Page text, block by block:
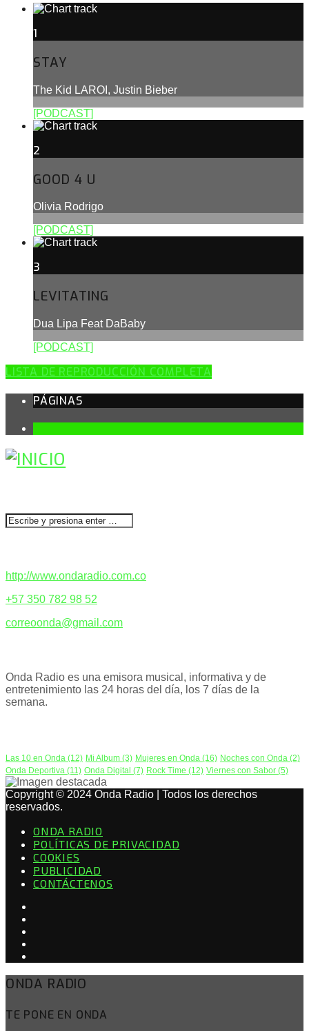
1
STAY
The Kid LAROI, Justin Bieber
[PODCAST]
2
GOOD 4 U
Olivia Rodrigo
[PODCAST]
3
LEVITATING
Dua Lipa Feat DaBaby
[PODCAST]
LISTA DE REPRODUCCIÓN COMPLETA
PÁGINAS
http://www.ondaradio.com.co
+57 350 782 98 52
correoonda@gmail.com
Onda Radio es una emisora musical, informativa y de
entretenimiento las 24 horas del día, los 7 días de la
semana.
Las 10 en Onda (12) Mi Album (3) Mujeres en Onda (16) Noches con Onda (2)
Onda Deportiva (11) Onda Digital (7) Rock Time (12) Viernes con Sabor (5)
Copyright © 2024 Onda Radio | Todos los derechos
reservados.
ONDA RADIO
POLÍTICAS DE PRIVACIDAD
COOKIES
PUBLICIDAD
CONTÁCTENOS
ONDA RADIO
TE PONE EN ONDA